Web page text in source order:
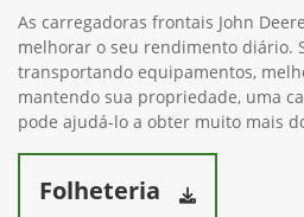
As carregadoras frontais John
melhorar o seu rendimento diário.
transportando equipamentos,
mantendo sua propriedade, uma
pode ajudá-lo a obter muito mais
Folheteria